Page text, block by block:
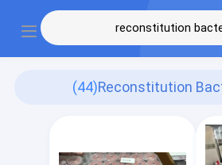
Reconstitution
(44)